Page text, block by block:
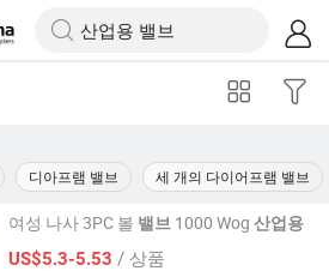
디아프램 밸브 세 개의 다이어프램 밸브
여성 나사 3PC 볼 밸브 1000 Wog 산업용
US$5.3-5.53 / 상품
& Fitting Co., Ltd.